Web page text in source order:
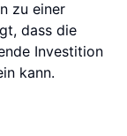
zu einer
dass die
Investition
kann.